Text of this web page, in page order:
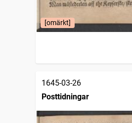
[omärkt]
1645-03-26
Posttidningar